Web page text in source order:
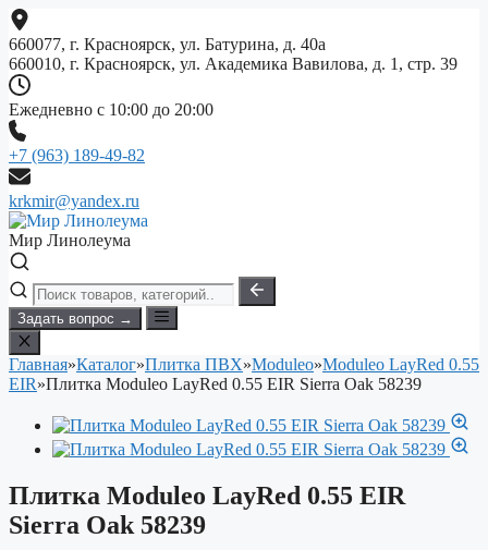
Перейти
к
содержимому
660077, г. Красноярск, ул. Батурина, д. 40а
660010, г. Красноярск, ул. Академика Вавилова, д. 1, стр. 39
Ежедневно с 10:00 до 20:00
+7 (963) 189-49-82
krkmir@yandex.ru
Мир Линолеума
Задать вопрос →
Главная»Каталог»Плитка ПВХ»Moduleo»Moduleo LayRed 0.55
EIR»Плитка Moduleo LayRed 0.55 EIR Sierra Oak 58239
Плитка Moduleo LayRed 0.55 EIR
Sierra Oak 58239